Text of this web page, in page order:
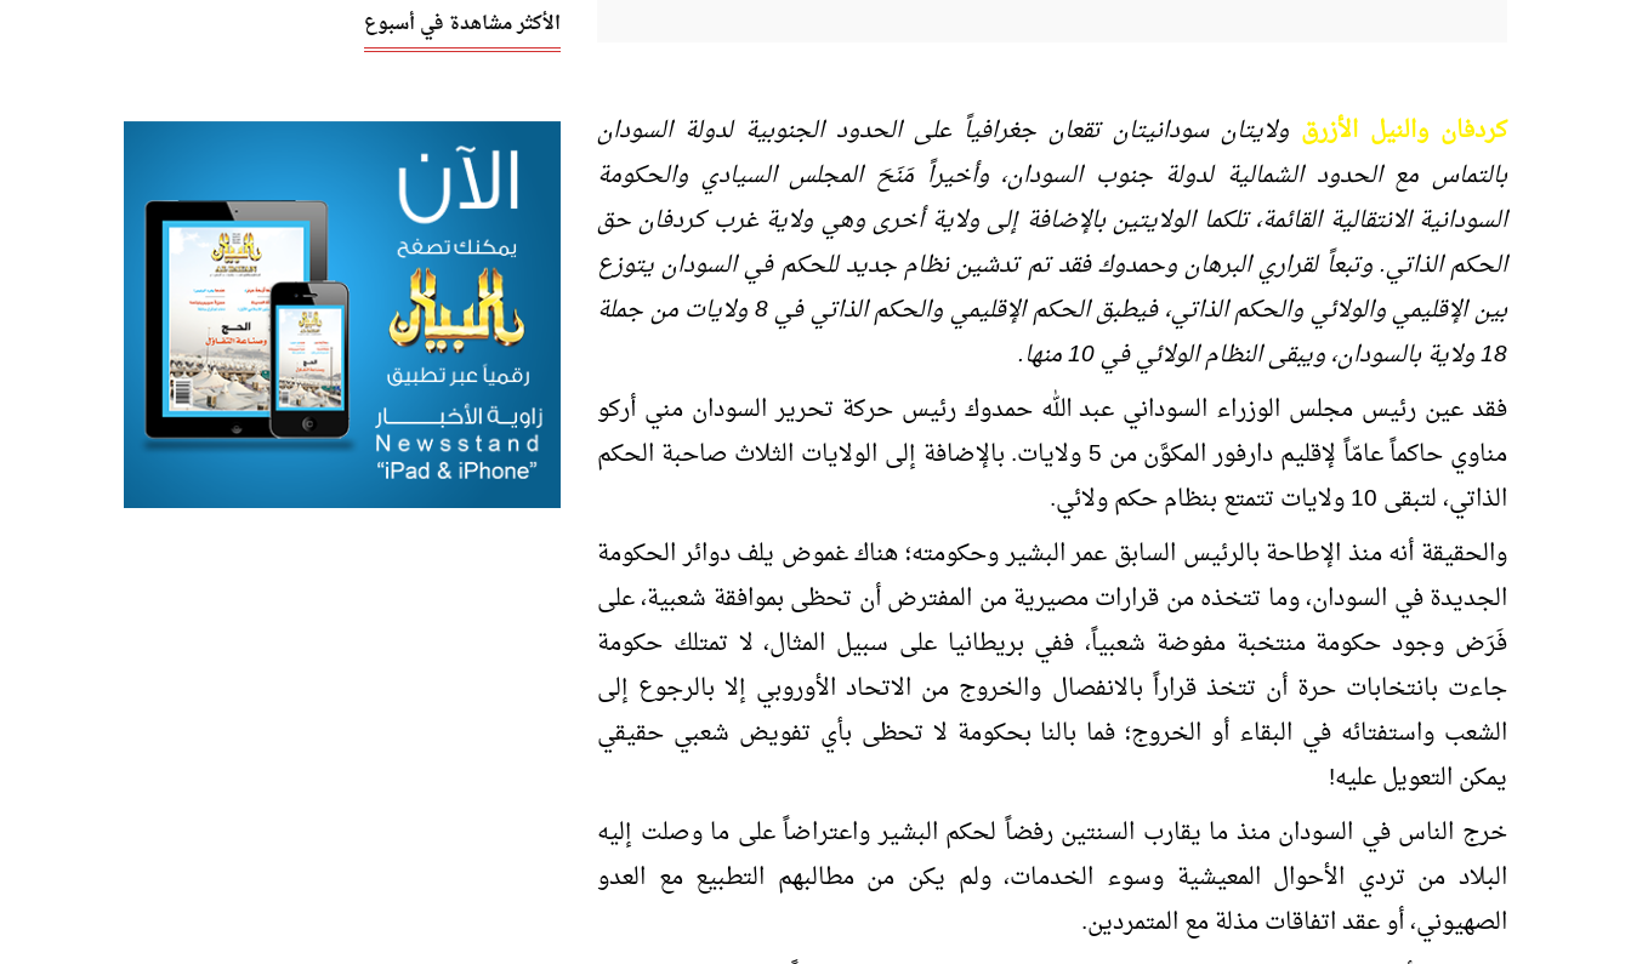
كردفان والنيل الأزرق ولايتان سودانيتان تقعان جغرافياً على الحدود الجنوبية لدولة السودان
بالتماس مع الحدود الشمالية لدولة جنوب السودان، وأخيراً مَنَحَ المجلس السيادي والحكومة
السودانية الانتقالية القائمة، تلكما الولايتين بالإضافة إلى ولاية أخرى وهي ولاية غرب كردفان حق
الحكم الذاتي. وتبعاً لقراري البرهان وحمدوك فقد تم تدشين نظام جديد للحكم في السودان يتوزع
بين الإقليمي والولائي والحكم الذاتي، فيطبق الحكم الإقليمي والحكم الذاتي في 8 ولايات من جملة
18 ولاية بالسودان، ويبقى النظام الولائي في 10 منها.
فقد عين رئيس مجلس الوزراء السوداني عبد الله حمدوك رئيس حركة تحرير السودان مني أركو
مناوي حاكماً عامّاً لإقليم دارفور المكوَّن من 5 ولايات. بالإضافة إلى الولايات الثلاث صاحبة الحكم
الذاتي، لتبقى 10 ولايات تتمتع بنظام حكم ولائي.
والحقيقة أنه منذ الإطاحة بالرئيس السابق عمر البشير وحكومته؛ هناك غموض يلف دوائر الحكومة
الجديدة في السودان، وما تتخذه من قرارات مصيرية من المفترض أن تحظى بموافقة شعبية، على
فَرَض وجود حكومة منتخبة مفوضة شعبياً، ففي بريطانيا على سبيل المثال، لا تمتلك حكومة
جاءت بانتخابات حرة أن تتخذ قراراً بالانفصال والخروج من الاتحاد الأوروبي إلا بالرجوع إلى
الشعب واستفتائه في البقاء أو الخروج؛ فما بالنا بحكومة لا تحظى بأي تفويض شعبي حقيقي
يمكن التعويل عليه!
خرج الناس في السودان منذ ما يقارب السنتين رفضاً لحكم البشير واعتراضاً على ما وصلت إليه
البلاد من تردي الأحوال المعيشية وسوء الخدمات، ولم يكن من مطالبهم التطبيع مع العدو
الصهيوني، أو عقد اتفاقات مذلة مع المتمردين.
الأكثر مشاهدة في أسبوع